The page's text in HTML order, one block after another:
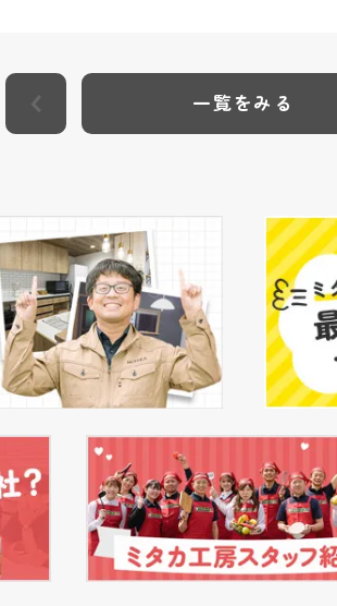
一覧をみる